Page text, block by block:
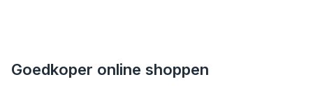
Goedkoper online shoppen